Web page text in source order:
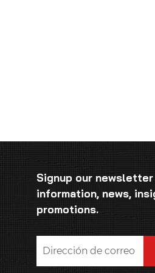
Signup our
information, news,
promotions.